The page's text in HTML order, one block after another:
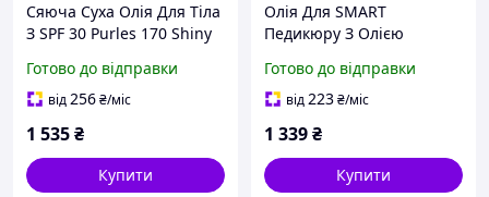
Сяюча Суха Олія Для Тіла
З SPF 30 Purles 170 Shiny
AlexToys
Готово до відправки
від256₴/міс
1 535₴
Купити
Олія Для SMART
Педикюру З Олією
Pavlova 100 мл || AlexToys
Готово до відправки
від223₴/міс
1 339₴
Купити